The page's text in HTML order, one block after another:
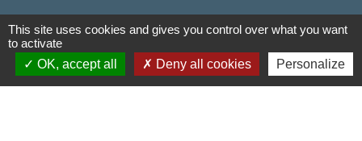
Liens
Communauté de communes du
This site uses cookies and gives you control over what you want
to activate
OK, accept all
Deny all cookies Personalize